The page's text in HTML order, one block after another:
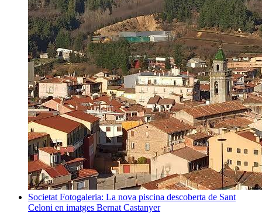
Societat Fotogaleria: La nova piscina descoberta de Sant
Celoni en imatges Bernat Castanyer